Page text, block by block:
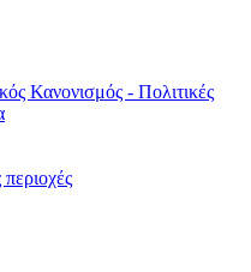
Κανονισμός - Πολιτικές